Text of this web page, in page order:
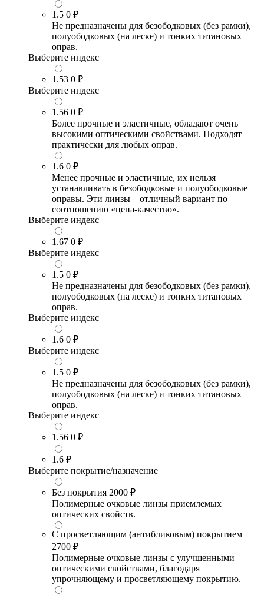
1.5 0 ₽
Не предназначены для безободковых (без рамки),
полуободковых (на леске) и тонких титановых
оправ.
Выберите индекс
1.53 0 ₽
Выберите индекс
1.56 0 ₽
Более прочные и эластичные, обладают очень
высокими оптическими свойствами. Подходят
практически для любых оправ.
1.6 0 ₽
Менее прочные и эластичные, их нельзя
устанавливать в безободковые и полуободковые
оправы. Эти линзы – отличный вариант по
соотношению «цена-качество».
Выберите индекс
1.67 0 ₽
Выберите индекс
1.5 0 ₽
Не предназначены для безободковых (без рамки),
полуободковых (на леске) и тонких титановых
оправ.
Выберите индекс
1.6 0 ₽
Выберите индекс
1.5 0 ₽
Не предназначены для безободковых (без рамки),
полуободковых (на леске) и тонких титановых
оправ.
Выберите индекс
1.56 0 ₽
1.6 ₽
Выберите покрытие/назначение
Без покрытия 2000 ₽
Полимерные очковые линзы приемлемых
оптических свойств.
С просветляющим (антибликовым) покрытием
2700 ₽
Полимерные очковые линзы с улучшенными
оптическими свойствами, благодаря
упрочняющему и просветляющему покрытию.